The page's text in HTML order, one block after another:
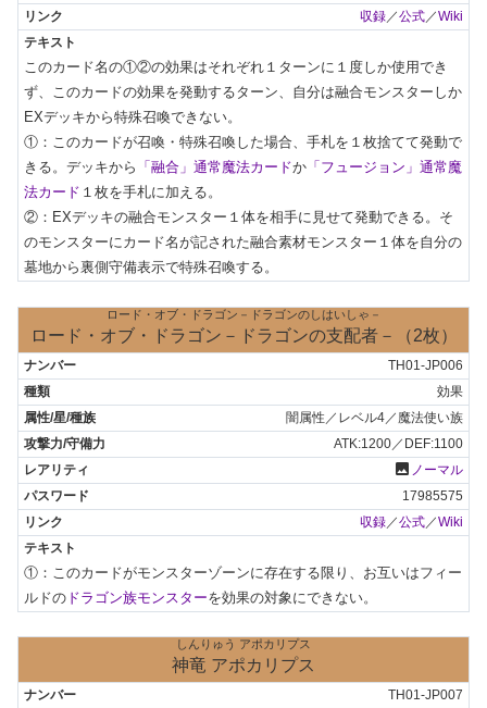
収録／公式／Wiki
このカード名の①②の効果はそれぞれ１ターンに１度しか使用でき
ず、このカードの効果を発動するターン、自分は融合モンスターしか
EXデッキから特殊召喚できない。
①：このカードが召喚・特殊召喚した場合、手札を１枚捨てて発動で
きる。デッキから 「融合」通常魔法カードか 「フュージョン」通常魔
法カード １枚を手札に加える。
②：EXデッキの融合モンスター１体を相手に見せて発動できる。そ
のモンスターにカード名が記された融合素材モンスター１体を自分の
墓地から裏側守備表示で特殊召喚する。
ロード・オブ・ドラゴン－ドラゴンのしはいしゃ－
ロード・オブ・ドラゴン－ドラゴンの支配者－（2枚）
TH01-JP006
効果
闇属性／レベル4／魔法使い族
ATK:1200／DEF:1100
photo ノーマル
17985575
収録 ／公式 ／Wiki
①：このカードがモンスターゾーンに存在する限り、お互いはフィー
ルドの ドラゴン族モンスターを効果の対象にできない。
しんりゅう アポカリプス
神竜 アポカリプス
TH01-JP007